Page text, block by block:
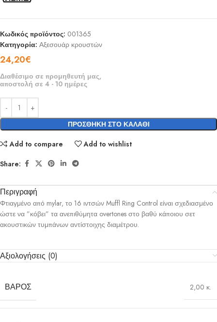
Κωδικός προϊόντος: 001365
Κατηγορία: Αξεσουάρ κρουστών
24,20€
Διαθέσιμο σε προμηθευτή μας,
αποστολή σε 4 - 10 ημέρες
ΠΡΟΣΘΉΚΗ ΣΤΟ ΚΑΛΆΘΙ
Add to compare Add to wishlist
Share:
Περιγραφή
Φτιαγμένο από mylar, το 16 ιντσών Muffl Ring Control είναι σχεδιασμένο
ώστε να ”κόβει” τα ανεπιθύμητα overtones στο βαθύ κάποιου σετ
ακουστικών τυμπάνων αντίστοιχης διαμέτρου.
Αξιολογήσεις (0)
ΒΆΡΟΣ 2,00 κ.